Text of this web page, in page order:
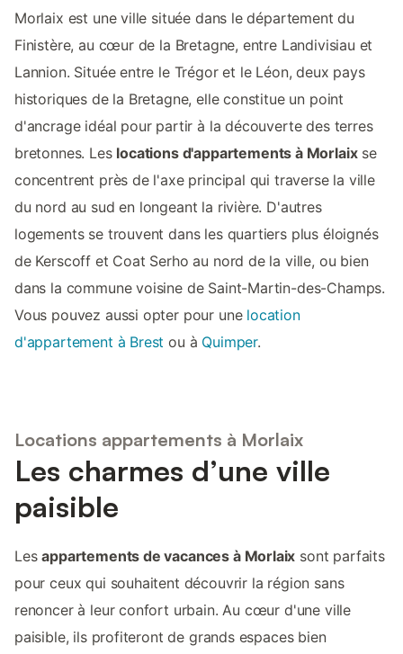
Morlaix est une ville située dans le département du
Finistère, au cœur de la Bretagne, entre Landivisiau et
Lannion. Située entre le Trégor et le Léon, deux pays
historiques de la Bretagne, elle constitue un point
d'ancrage idéal pour partir à la découverte des terres
bretonnes. Les locations d'appartements à Morlaixse
concentrent près de l'axe principal qui traverse la ville
du nord au sud en longeant la rivière. D'autres
logements se trouvent dans les quartiers plus éloignés
de Kerscoff et Coat Serho au nord de la ville, ou bien
dans la commune voisine de Saint-Martin-des-Champs.
Vous pouvez aussi opter pour une location
d'appartement à Brest ou à Quimper.
Locations appartements à Morlaix
Les charmes d’une ville
paisible
Lesappartements de vacances à Morlaix sont parfaits
pour ceux qui souhaitent découvrir la région sans
renoncer à leur confort urbain. Au cœur d'une ville
paisible, ils profiteront de grands espaces bien